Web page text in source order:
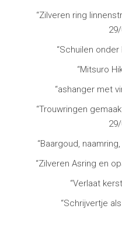
“Zilveren ring
“Schuilen onder
“Mitsuro
“ashanger met
“Trouwringen
“Baargoud,
“Zilveren Asring en
“Verlaat
“Schrijvertje